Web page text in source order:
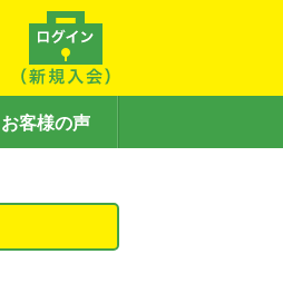
お客様の声